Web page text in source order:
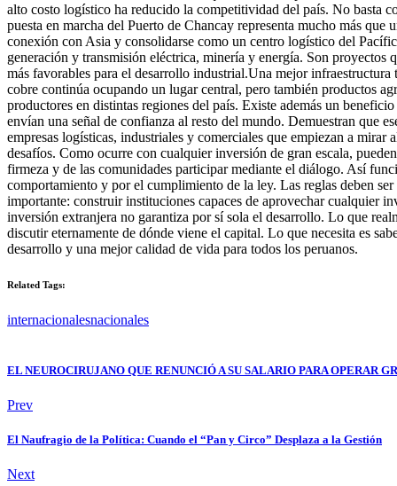
alto costo logístico ha reducido la competitividad del país. No basta
puesta en marcha del Puerto de Chancay representa mucho más
conexión con Asia y consolidarse como un centro logístico del
generación y transmisión eléctrica, minería y energía. Son
más favorables para el desarrollo industrial.Una mejor
cobre continúa ocupando un lugar central, pero también productos
productores en distintas regiones del país. Existe además un
envían una señal de confianza al resto del mundo. Demuestran que
empresas logísticas, industriales y comerciales que empiezan a
desafíos. Como ocurre con cualquier inversión de gran escala,
firmeza y de las comunidades participar mediante el diálogo. Así
comportamiento y por el cumplimiento de la ley. Las reglas deben
importante: construir instituciones capaces de aprovechar cualquier
inversión extranjera no garantiza por sí sola el desarrollo. Lo que
discutir eternamente de dónde viene el capital. Lo que necesita es
desarrollo y una mejor calidad de vida para todos los peruanos.
Related Tags:
internacionalesnacionales
EL NEUROCIRUJANO QUE RENUNCIÓ A SU SALARIO PARA OPERAR
Prev
El Naufragio de la Política: Cuando el “Pan y Circo” Desplaza a la Gestión
Next